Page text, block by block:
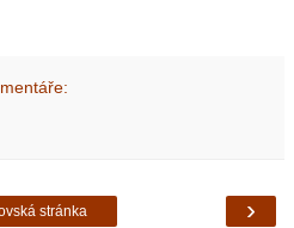
›
stránka